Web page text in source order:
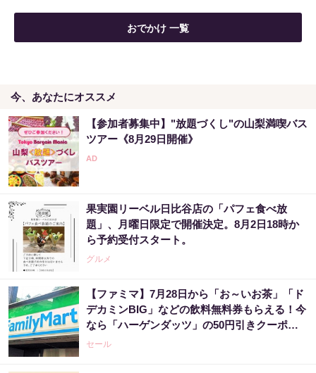
宝くじ当たる人は“たまたま”じゃない?!
【当選】金運が上がる直前に起こるサイン
PR（合同会社デジタルファーム ）
金術”
PR（合同会社デジタルファーム ）
おでかけ 一覧
今、あなたにオススメ
【参加者募集中】"放題づくし"の山梨満喫バス
ツアー《8月29日開催》
果実園リーベル日比谷店の「パフェ食べ放
題」、月曜日限定で開催決定。8月2日18時か
ら予約受付スタート。
グルメ
【ファミマ】7月28日から「お～いお茶」「ド
デカミンBIG」などの飲料無料券もらえる！今
なら「ハーゲンダッツ」の50円引きクーポン
も。
セール